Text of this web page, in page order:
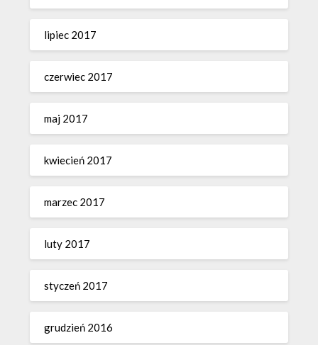
lipiec 2017
czerwiec 2017
maj 2017
kwiecień 2017
marzec 2017
luty 2017
styczeń 2017
grudzień 2016